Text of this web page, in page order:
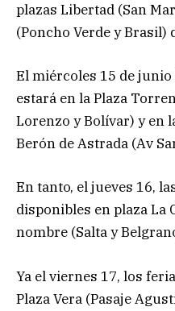
plazas Libertad (San
(Poncho Verde y Brasil)
El miércoles 15 de
estará en la Plaza
Lorenzo y Bolívar) y en
Berón de Astrada (Av
En tanto, el jueves 16,
disponibles en plaza La
nombre (Salta y
Ya el viernes 17, los
Plaza Vera (Pasaje